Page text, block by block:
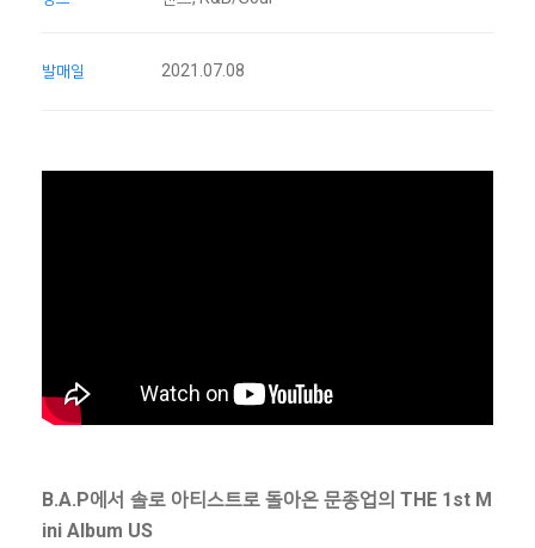
발매일 2021.07.08
B.A.P에서 솔로 아티스트로 돌아온 문종업의 THE 1st M
ini Album US